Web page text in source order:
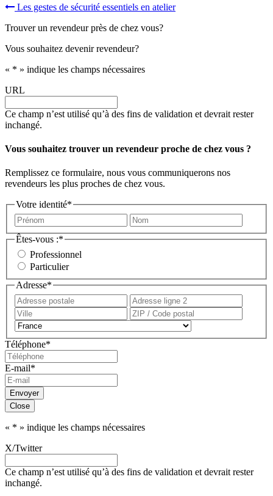
Navigation
de
l’article
Les gestes de sécurité essentiels en atelier
Trouver un revendeur près de chez vous?
Vous souhaitez devenir revendeur?
« * » indique les champs nécessaires
URL
Ce champ n’est utilisé qu’à des fins de validation et devrait rester
inchangé.
Vous souhaitez trouver un revendeur proche de chez vous ?
Remplissez ce formulaire, nous vous communiquerons nos
revendeurs les plus proches de chez vous.
Votre identité*
Prénom
Êtes-vous :*
Professionnel
Particulier
Adresse*
Adresse
postale
Ville
Téléphone*
E-mail*
Envoyer
Close
« * » indique les champs nécessaires
X/Twitter
Ce champ n’est utilisé qu’à des fins de validation et devrait rester
inchangé.